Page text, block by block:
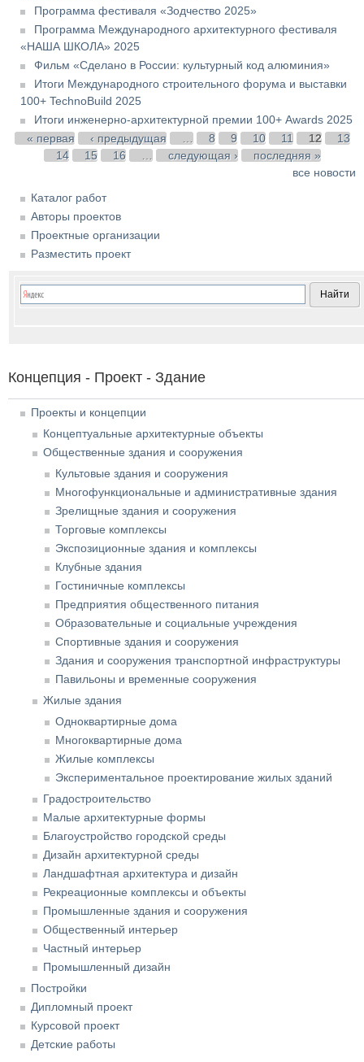
Программа фестиваля «Зодчество 2025»
Программа Международного архитектурного фестиваля
«НАША ШКОЛА» 2025
Фильм «Сделано в России: культурный код алюминия»
Итоги Международного строительного форума и выставки
100+ TechnoBuild 2025
Итоги инженерно-архитектурной премии 100+ Awards 2025
Страницы
« первая ‹ предыдущая 8 9 10 11 12
13
14
15 16 следующая ›
последняя »
все новости
Каталог работ
Авторы проектов
Проектные организации
Разместить проект
Концепция - Проект - Здание
Проекты и концепции
Концептуальные архитектурные объекты
Общественные здания и сооружения
Культовые здания и сооружения
Многофункциональные и административные здания
Зрелищные здания и сооружения
Торговые комплексы
Экспозиционные здания и комплексы
Клубные здания
Гостиничные комплексы
Предприятия общественного питания
Образовательные и социальные учреждения
Спортивные здания и сооружения
Здания и сооружения транспортной инфраструктуры
Павильоны и временные сооружения
Жилые здания
Одноквартирные дома
Многоквартирные дома
Жилые комплексы
Экспериментальное проектирование жилых зданий
Градостроительство
Малые архитектурные формы
Благоустройство городской среды
Дизайн архитектурной среды
Ландшафтная архитектура и дизайн
Рекреационные комплексы и объекты
Промышленные здания и сооружения
Общественный интерьер
Частный интерьер
Промышленный дизайн
Постройки
Дипломный проект
Курсовой проект
Детские работы